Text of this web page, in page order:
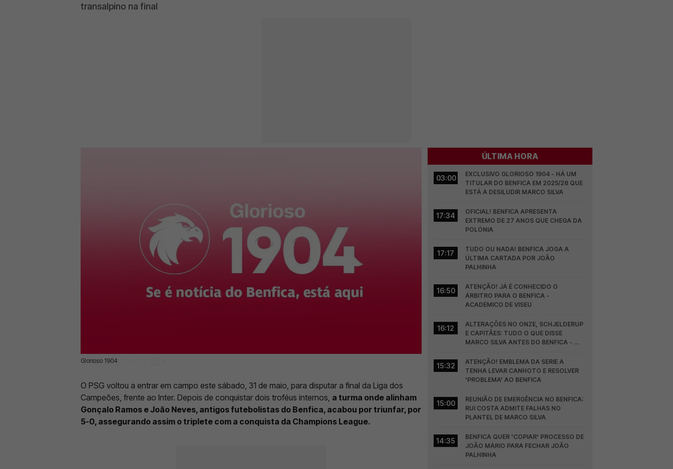
transalpino na final
Glorioso 1904
31 Mai 2025 | 22:51 |
O PSG voltou a entrar em campo este sábado, 31 de maio, para disputar a final da Liga dos
Campeões, frente ao Inter. Depois de conquistar dois troféus internos, a turma onde alinham
Gonçalo Ramos e João Neves, antigos futebolistas do Benfica, acabou por triunfar, por
5-0, assegurando assim o triplete com a conquista da Champions League.
ÚLTIMA HORA
03:00
EXCLUSIVO GLORIOSO 1904 - HÁ UM
TITULAR DO BENFICA EM 2025/26 QUE
ESTÁ A DESILUDIR MARCO SILVA
17:34
OFICIAL! BENFICA APRESENTA
EXTREMO DE 27 ANOS QUE CHEGA DA
POLÓNIA
17:17
TUDO OU NADA! BENFICA JOGA A
ÚLTIMA CARTADA POR JOÃO
PALHINHA
16:50
ATENÇÃO! JÁ É CONHECIDO O
ÁRBITRO PARA O BENFICA -
ACADÉMICO DE VISEU
16:12
ALTERAÇÕES NO ONZE, SCHJELDERUP
E CAPITÃES: TUDO O QUE DISSE
MARCO SILVA ANTES DO BENFICA -
15:32
ATENÇÃO! EMBLEMA DA SERIE A
TENHA LEVAR CANHOTO E RESOLVER
'PROBLEMA' AO BENFICA
15:00
REUNIÃO DE EMERGÊNCIA NO BENFICA:
RUI COSTA ADMITE FALHAS NO
PLANTEL DE MARCO SILVA
14:35
BENFICA QUER 'COPIAR' PROCESSO DE
JOÃO MÁRIO PARA FECHAR JOÃO
PALHINHA